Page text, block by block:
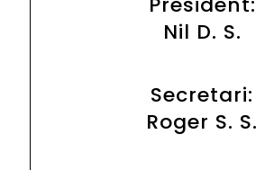
Nil D. S.
Secretari:
Roger S. S.